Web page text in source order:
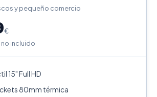
y pequeño comercio
€
no incluido
15" Full HD
80mm térmica